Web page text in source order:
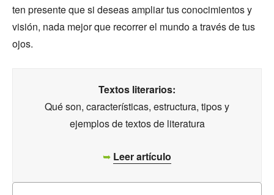
ten presente que si deseas ampliar tus conocimientos y
visión, nada mejor que recorrer el mundo a través de tus
ojos.
Textos literarios:
Qué son, características, estructura, tipos y
ejemplos de textos de literatura
➥ Leer artículo